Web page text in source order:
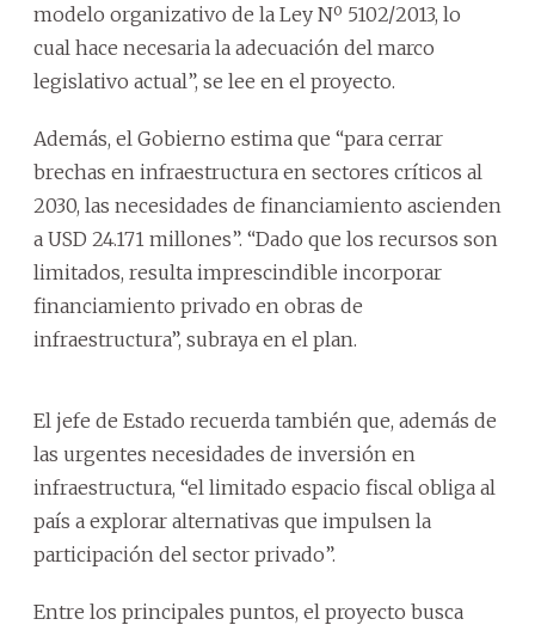
modelo organizativo de la Ley Nº 5102/2013, lo
cual hace necesaria la adecuación del marco
legislativo actual”, se lee en el proyecto.
Además, el Gobierno estima que “para cerrar
brechas en infraestructura en sectores críticos al
2030, las necesidades de financiamiento ascienden
a USD 24.171 millones”. “Dado que los recursos son
limitados, resulta imprescindible incorporar
financiamiento privado en obras de
infraestructura”, subraya en el plan.
El jefe de Estado recuerda también que, además de
las urgentes necesidades de inversión en
infraestructura, “el limitado espacio fiscal obliga al
país a explorar alternativas que impulsen la
participación del sector privado”.
Entre los principales puntos, el proyecto busca